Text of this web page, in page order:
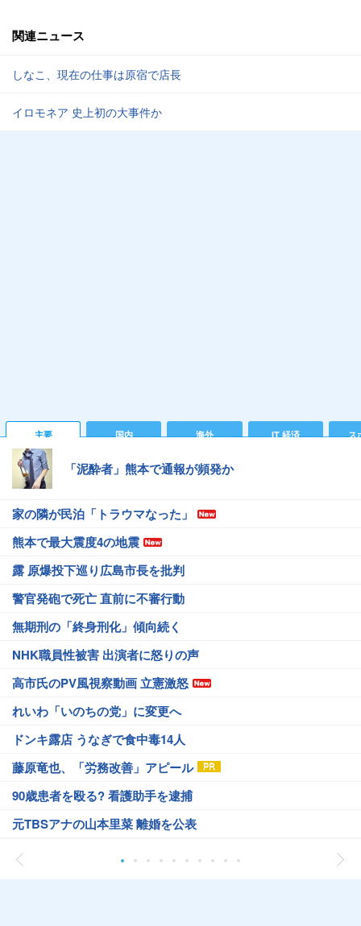
関連ニュース
しなこ、現在の仕事は原宿で店長
イロモネア 史上初の大事件か
主要 国内 海外 IT 経済 ス
「泥酔者」熊本で通報が頻発か
家の隣が民泊「トラウマなった」
熊本で最大震度4の地震
露 原爆投下巡り広島市長を批判
警官発砲で死亡 直前に不審行動
無期刑の「終身刑化」傾向続く
NHK職員性被害 出演者に怒りの声
高市氏のPV風視察動画 立憲激怒
れいわ「いのちの党」に変更へ
ドンキ露店 うなぎで食中毒14人
藤原竜也、「労務改善」アピール
90歳患者を殴る? 看護助手を逮捕
元TBSアナの山本里菜 離婚を公表